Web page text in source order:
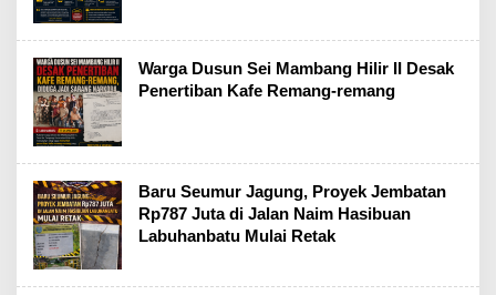
Warga Dusun Sei Mambang Hilir II Desak
Penertiban Kafe Remang-remang
Baru Seumur Jagung, Proyek Jembatan
Rp787 Juta di Jalan Naim Hasibuan
Labuhanbatu Mulai Retak